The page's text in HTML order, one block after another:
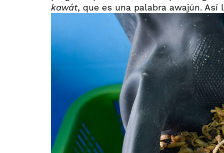
kawát, que es una palabra awajún. Así